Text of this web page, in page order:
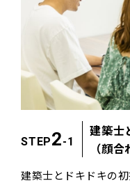
STEP2-1
建築士
（顔合
建築士とドキドキの初